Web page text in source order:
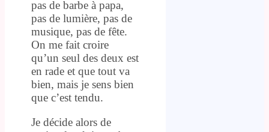
pas de barbe à papa,
pas de lumière, pas de
musique, pas de fête.
On me fait croire
qu’un seul des deux est
en rade et que tout va
bien, mais je sens bien
que c’est tendu.
Je décide alors de